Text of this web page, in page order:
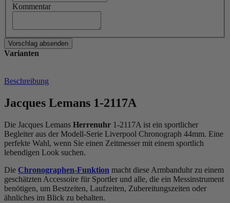
Kommentar
Varianten
Beschreibung
Jacques Lemans 1-2117A
Die Jacques Lemans Herrenuhr 1-2117A ist ein sportlicher
Begleiter aus der Modell-Serie Liverpool Chronograph 44mm. Eine
perfekte Wahl, wenn Sie einen Zeitmesser mit einem sportlich
lebendigen Look suchen.
Die Chronographen-Funktion macht diese Armbanduhr zu einem
geschätzten Accessoire für Sportler und alle, die ein Messinstrument
benötigen, um Bestzeiten, Laufzeiten, Zubereitungszeiten oder
ähnliches im Blick zu behalten.